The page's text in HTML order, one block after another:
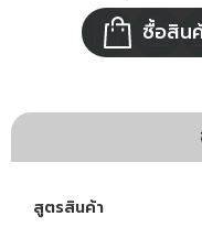
ซื้อสิน
สูตรสินค้า